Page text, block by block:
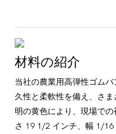
材料の紹介
当社の農業用高弾性ゴム
久性と柔軟性を備え、さ
明の黄色により、現場で
さ 19 1/2 インチ、幅 1/